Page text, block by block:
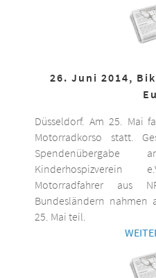
26. Juni 2014,
Düsseldorf. Am 25. Mai
Motorradkorso statt.
Kinderhospizverein
Motorradfahrer aus
Bundesländern nahmen
25. Mai teil.